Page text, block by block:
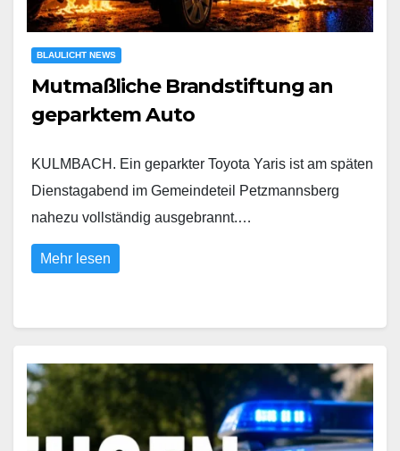
BLAULICHT NEWS
Mutmaßliche Brandstiftung an
geparktem Auto
KULMBACH. Ein geparkter Toyota Yaris ist am späten
Dienstagabend im Gemeindeteil Petzmannsberg
nahezu vollständig ausgebrannt.…
Mehr lesen